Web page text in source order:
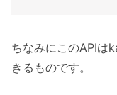
ちなみにこのAPIは
きるものです。